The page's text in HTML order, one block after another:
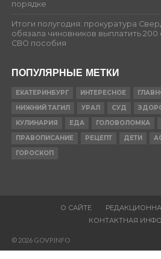
порядке
Итоги полугодия: прокуратура
обязала чиновников выплатить
СВО пособия
ПОПУЛЯРНЫЕ МЕТКИ
ЕКАТЕРИНБУРГ ИНТЕРЕСНОЕ
НИЖНИЙ ТАГИЛ
УРАЛ СУД
КУЛИНАРИЯ
ЕДА ГОЛОВОЛОМКА
ПРАВОПИСАНИЕ
РЕЦЕПТ ДЕТИ
ГОРОСКОП
О САЙТЕ
КОНТАКТНАЯ
© 2026 GOVP.INFO